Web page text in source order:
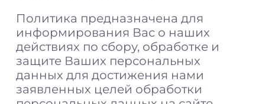
Политика предназначена для
информирования Вас о наших
действиях по сбору, обработке и
защите Ваших персональных
данных для достижения нами
заявленных целей обработки